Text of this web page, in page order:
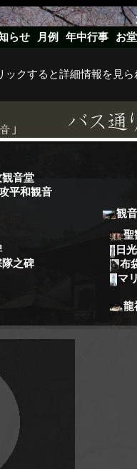
らせ 月例 年中行事 お堂
ックすると詳細情報を見
観
観音堂
聖
日
龍
マ
布
平和観音
之碑